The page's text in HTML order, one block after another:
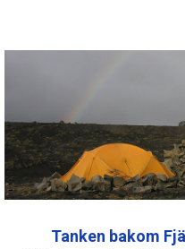
Tanken bakom